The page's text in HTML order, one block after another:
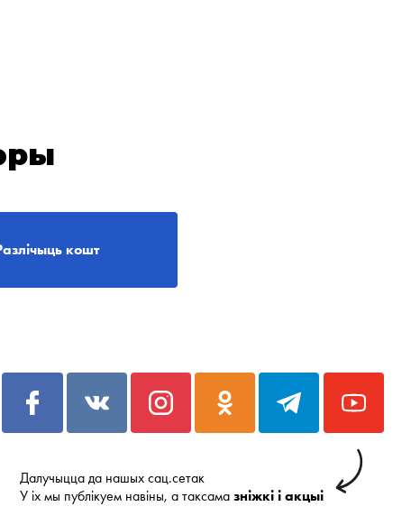
кошт
Далучыцца да нашых сац.сетак
У іх мы публікуем навіны, а таксама зніжкі і акцыі